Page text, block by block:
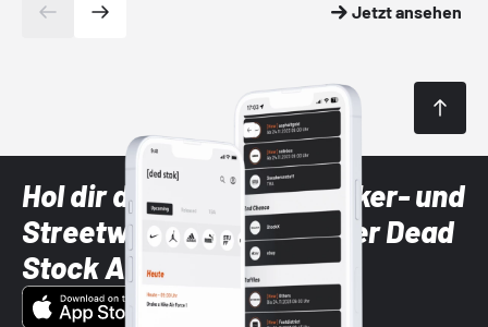
Jetzt ansehen
Hol dir die neuesten Sneaker- und
Streetwear-Brands mit der Dead
Stock App